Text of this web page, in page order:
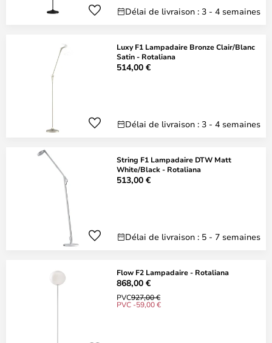
Délai de livraison : 3 - 4 semaines
Luxy F1 Lampadaire Bronze Clair/Blanc
Satin - Rotaliana
514,00 €
Délai de livraison : 3 - 4 semaines
String F1 Lampadaire DTW Matt
White/Black - Rotaliana
513,00 €
Délai de livraison : 5 - 7 semaines
Flow F2 Lampadaire - Rotaliana
868,00 €
PVC927,00 €
PVC -59,00 €